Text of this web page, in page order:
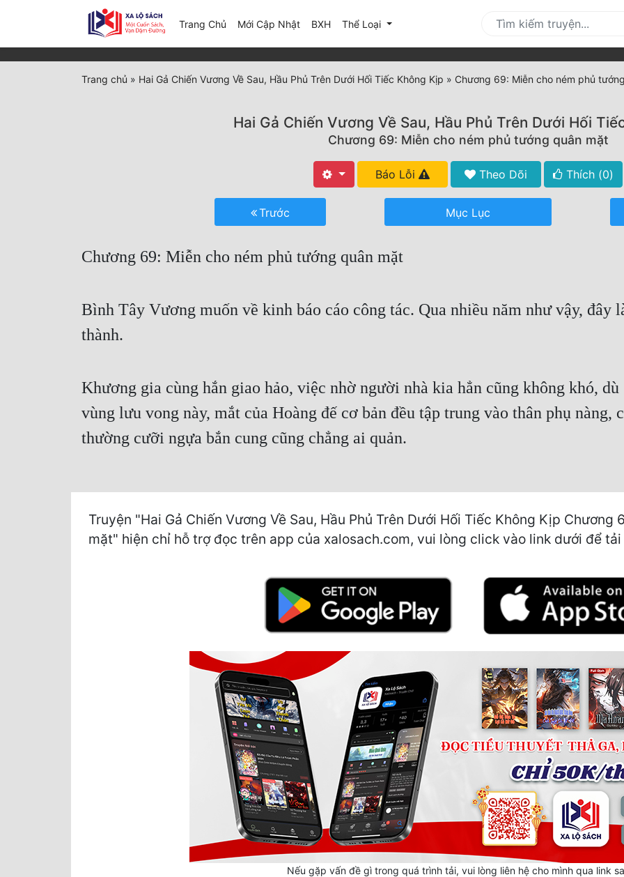
Trang Chủ Mới Cập Nhật(current)
BXH Thể Loại
Trang chủ » Hai Gả Chiến Vương Về Sau, Hầu Phủ Trên Dưới Hối Tiếc Không Kịp » Chương 69: Miễn cho ném phủ
Hai Gả Chiến Vương Về Sau, Hầu Phủ Trên Dưới Hối
Chương 69: Miễn cho ném phủ tướng quân mặt
Báo Lỗi Theo Dõi Thích (0)
Trước Mục Lục
Chương 69: Miễn cho ném phủ tướng quân mặt
Bình Tây Vương muốn về kinh báo cáo công tác. Qua nhiều năm như vậy, đây
thành.
Khương gia cùng hắn giao hảo, việc nhờ người nhà kia hẳn cũng không khó,
vùng lưu vong này, mắt của Hoàng đế cơ bản đều tập trung vào thân phụ
thường cưỡi ngựa bắn cung cũng chẳng ai quản.
Truyện "Hai Gả Chiến Vương Về Sau, Hầu Phủ Trên Dưới Hối Tiếc Không Kịp
mặt" hiện chỉ hỗ trợ đọc trên app của xalosach.com, vui lòng click vào link dưới để
Nếu gặp vấn đề gì trong quá trình tải, vui lòng liên hệ cho mình qua link